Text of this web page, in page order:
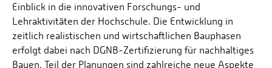
Einblick in die innovativen Forschungs- und
Lehraktivitäten der Hochschule. Die Entwicklung in
zeitlich realistischen und wirtschaftlichen Bauphasen
erfolgt dabei nach DGNB-Zertifizierung für nachhaltiges
Bauen. Teil der Planungen sind zahlreiche neue Aspekte